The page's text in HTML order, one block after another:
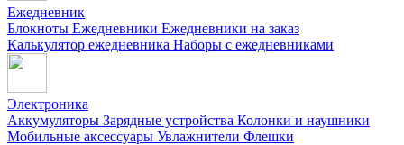
Ежедневник
Блокноты Ежедневники Ежедневники на заказ
Калькулятор ежедневника Наборы с ежедневниками
Электроника
Аккумуляторы Зарядные устройства Колонки и наушники
Мобильные аксессуары Увлажнители Флешки